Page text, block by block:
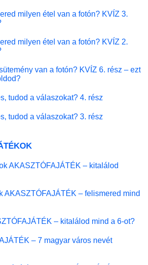
milyen étel van a fotón? KVÍZ 3.
milyen étel van a fotón? KVÍZ 2.
van a fotón? KVÍZ 6. rész – ezt
tudod a válaszokat? 4. rész
tudod a válaszokat? 3. rész
AKASZTÓFAJÁTÉK – kitalálod
AKASZTÓFAJÁTÉK – felismered mind
– kitalálod mind a 6-ot?
– 7 magyar város nevét